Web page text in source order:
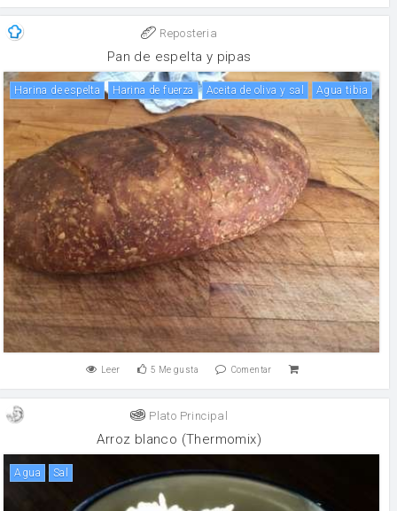
Reposteria
Pan de espelta y pipas
Harina de espelta harina de fuerza Aceita de oliva y sal Agua tibia
Leer 5 Me gusta Comentar
Plato Principal
Arroz blanco (Thermomix)
agua sal